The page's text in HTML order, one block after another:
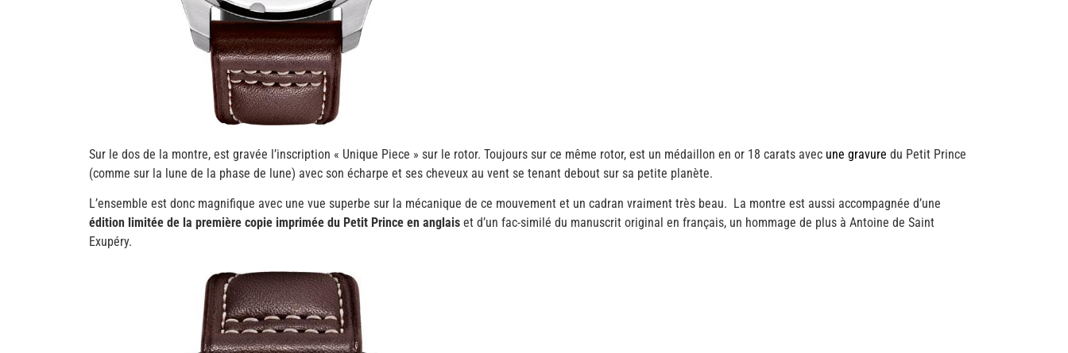
Sur le dos de la montre, est gravée l’inscription « Unique Piece » sur le rotor. Toujours sur ce même rotor, est un médaillon en or 18 carats avec une gravure du Petit Prince
(comme sur la lune de la phase de lune) avec son écharpe et ses cheveux au vent se tenant debout sur sa petite planète.
L’ensemble est donc magnifique avec une vue superbe sur la mécanique de ce mouvement et un cadran vraiment très beau. La montre est aussi accompagnée d’une
édition limitée de la première copie imprimée du Petit Prince en anglais et d’un fac-similé du manuscrit original en français, un hommage de plus à Antoine de Saint
Exupéry.